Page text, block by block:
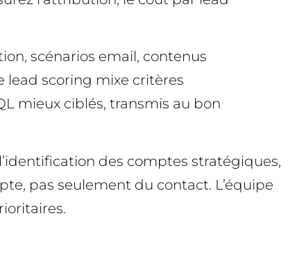
scénarios email, contenus
lead scoring mixe critères
mieux ciblés, transmis au bon
des comptes stratégiques,
pas seulement du contact. L’équipe